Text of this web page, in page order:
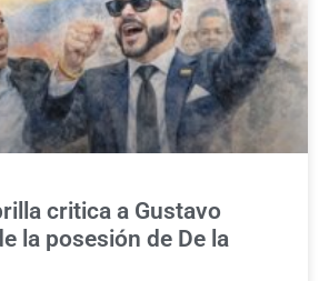
critica a Gustavo
la posesión de De la